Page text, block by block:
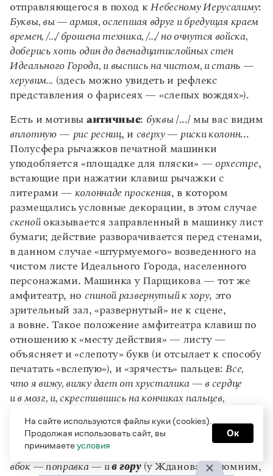
отправляющегося в поход кНебесному Иерусалиму:
Буквы, вы — армия, ослепшая вдруг и бредущая краем
времен, /.../ брошена техника, /.../ но очнутся войска,
доберись хоть один до двенадцатислойных стен
Идеального Города, и выспись на чистом, и стань —
херувим... (здесь можно увидеть и рефлекс
представления о фарисеях — «слепых вождях»).
Есть и мотивы античные: буквы/.../ мы вас видим
вплотную—​​​​​​​ рис ресниц, и сверху — риски колонн...
Полусфера рычажков печатной машинки
уподобляется «площадке для пляски» — орхестре,
встающие при нажатии клавиш рычажки с
литерами — колоннаде проскения, в котором
размещались условные декорации, в этом случае
скенойоказывается заправленный в машинку лист
бумаги; действие разворачивается перед стенами,
в данном случае «штурмуемого» возведенного на
чистом листе Идеального Города, населенного
персонажами. Машинка у Парщикова — тот же
амфитеатр, но спиной развернутый к хору, это
зрительный зал, «развернутый» не к сцене,
а вовне. Такое положение амфитеатра клавиш по
отношению к «месту действия» — листу —
объясняет и «слепоту» букв (и отсылает к способу
печатать «вслепую»), и «зрячесть» пальцев:​​​​​​​Все,
что я вижу, вилку дает от хрусталика — в сердце
и в мозг, и, скрестившись на кончиках пальцев,
Есть и указание на то, что труд поэта — вовсе не
«сизифов»: листидет,
вбок — поправка — ив гору(у Жданова, напомним,
На сайте используются файлы куки (cookies).
Продолжая использовать сайт, вы
принимаетеусловия
Ок